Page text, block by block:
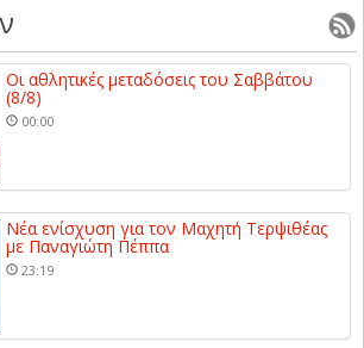
Οι αθλητικές μεταδόσεις του Σαββάτου
(8/8)
00:00
Νέα ενίσχυση για τον Μαχητή Τερψιθέας
με Παναγιώτη Πέππα
23:19